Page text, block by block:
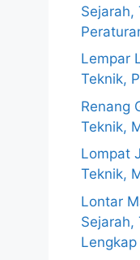
Sejarah,
Lempar
Teknik,
Renang
Teknik,
Lompat
Teknik,
Lontar
Sejarah,
Lengkap